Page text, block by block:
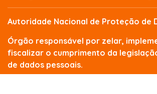
Autoridade Nacional de Proteção de
Órgão responsável por zelar,
fiscalizar o cumprimento da
de dados pessoais.